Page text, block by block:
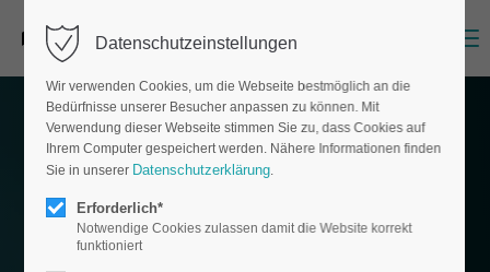
Datenschutzeinstellungen
Wir verwenden Cookies, um die Webseite bestmöglich an die
Bedürfnisse unserer Besucher anpassen zu können. Mit
Verwendung dieser Webseite stimmen Sie zu, dass Cookies auf
Ihrem Computer gespeichert werden. Nähere Informationen finden
Sie in unserer Datenschutzerklärung.
Erforderlich*
Notwendige Cookies zulassen damit die Website korrekt
funktioniert